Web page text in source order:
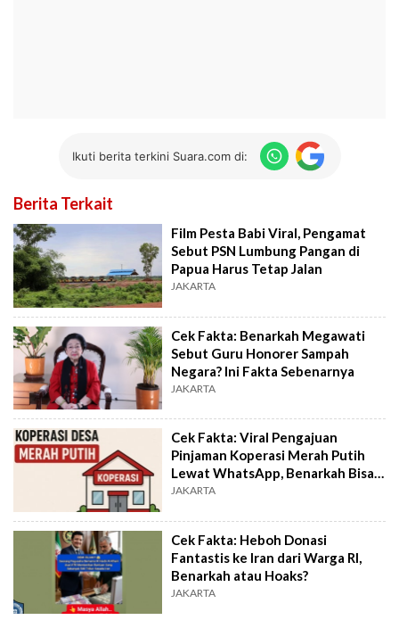
Ikuti berita terkini Suara.com di:
Berita Terkait
Film Pesta Babi Viral, Pengamat
Sebut PSN Lumbung Pangan di
Papua Harus Tetap Jalan
JAKARTA
Cek Fakta: Benarkah Megawati
Sebut Guru Honorer Sampah
Negara? Ini Fakta Sebenarnya
JAKARTA
Cek Fakta: Viral Pengajuan
Pinjaman Koperasi Merah Putih
Lewat WhatsApp, Benarkah Bisa
Cair?
JAKARTA
Cek Fakta: Heboh Donasi
Fantastis ke Iran dari Warga RI,
Benarkah atau Hoaks?
JAKARTA